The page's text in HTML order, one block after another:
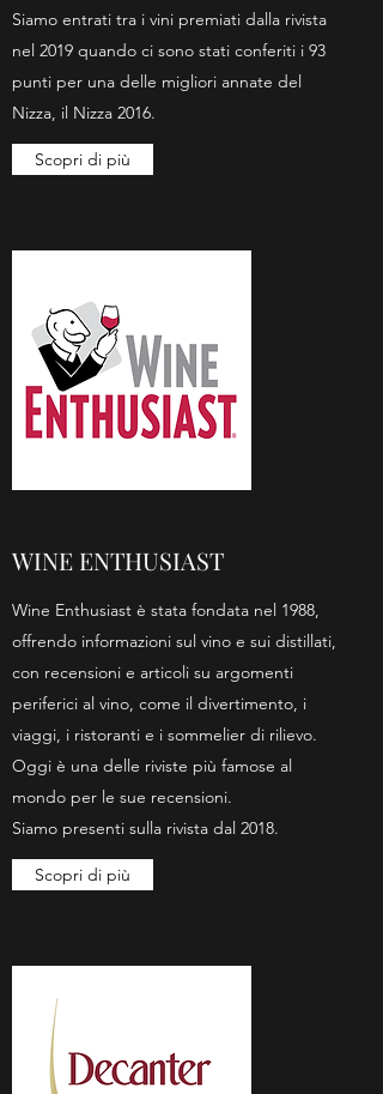
Siamo entrati tra i vini premiati dalla rivista
nel 2019 quando ci sono stati conferiti i 93
punti per una delle migliori annate del
Nizza, il Nizza 2016.
Scopri di più
WINE ENTHUSIAST
Wine Enthusiast è stata fondata nel 1988,
offrendo informazioni sul vino e sui distillati,
con recensioni e articoli su argomenti
periferici al vino, come il divertimento, i
viaggi, i ristoranti e i sommelier di rilievo.
Oggi è una delle riviste più famose al
mondo per le sue recensioni.
Siamo presenti sulla rivista dal 2018.
Scopri di più